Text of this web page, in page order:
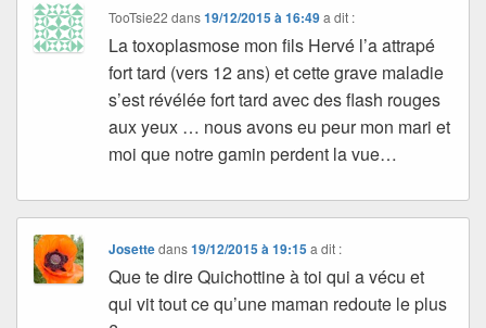
TooTsie22 dans19/12/2015 à 16:49 a dit :
La toxoplasmose mon fils Hervé l’a attrapé
fort tard (vers 12 ans) et cette grave maladie
s’est révélée fort tard avec des flash rouges
aux yeux … nous avons eu peur mon mari et
moi que notre gamin perdent la vue…
Josettedans19/12/2015 à 19:15 a dit :
Que te dire Quichottine à toi qui a vécu et
qui vit tout ce qu’une maman redoute le plus